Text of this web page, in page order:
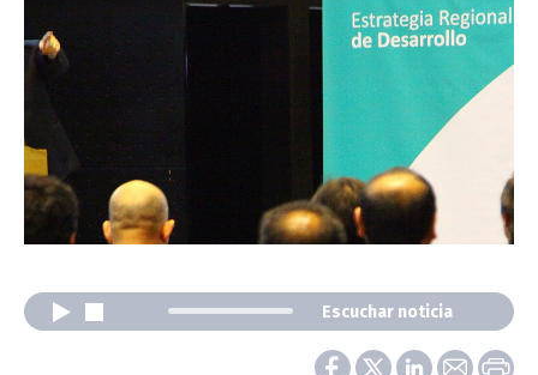
Escuchar noticia